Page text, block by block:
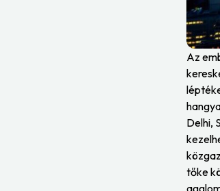
Az
Delhi,
tőke